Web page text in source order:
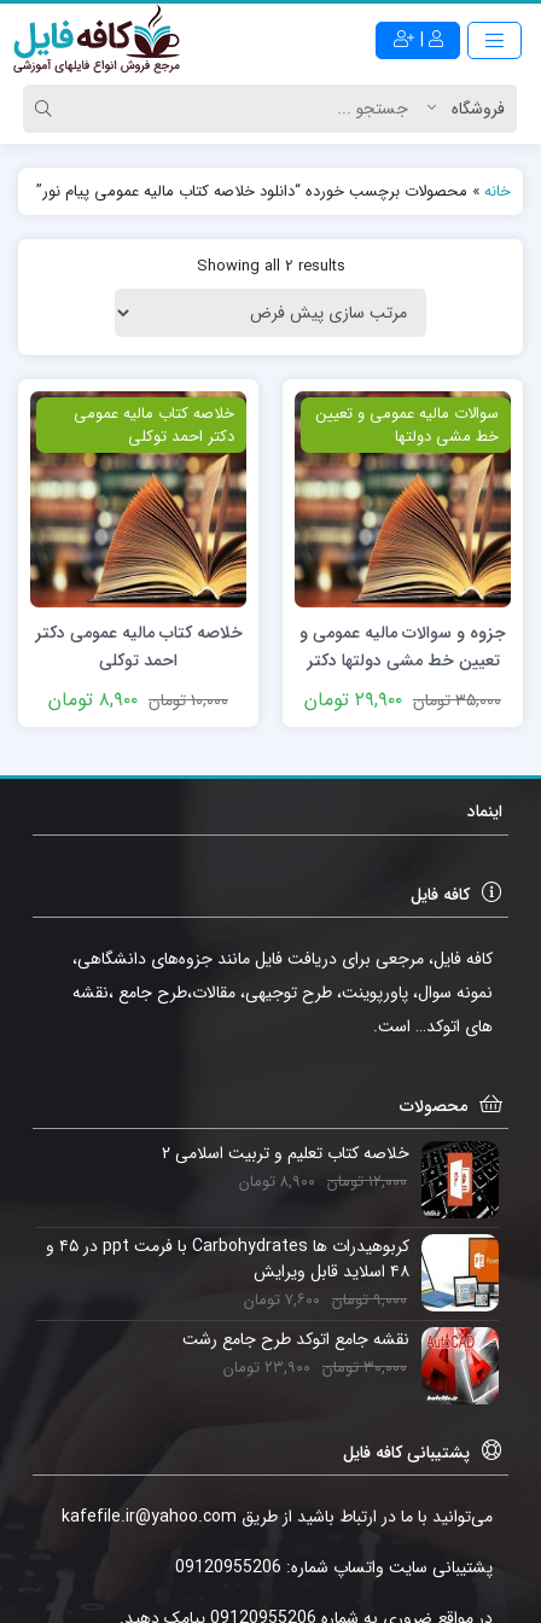
|
خانه» محصولات برچسب خورده “دانلود خلاصه کتاب مالیه عمومی پیام نور”
Showing all 2 results
ویژه
سوالات مالیه عمومی و تعیین
خط مشی دولتها
جزوه و سوالات مالیه عمومی و
تعیین خط مشی دولتها دکتر
جمشید پژویان۳۵,۰۰۰تومان ۲۹,۹۰۰ تومان
ویژه
خلاصه کتاب مالیه عمومی
دکتر احمد توکلی
خلاصه کتاب مالیه عمومی دکتر
احمد توکلی
۱۰,۰۰۰تومان ۸,۹۰۰ تومان
اینماد
کافه فایل
کافه فایل، مرجعی برای دریافت فایل مانند جزوه‌های دانشگاهی،
نمونه سوال، پاورپوینت، طرح توجیهی، مقالات،طرح جامع ،نقشه
های اتوکد… است.
محصولات
خلاصه کتاب تعلیم و تربیت اسلامی ۲
۱۲,۰۰۰تومان ۸,۹۰۰تومان
کربوهیدرات ها Carbohydrates با فرمت ppt در ۴۵ و
۴۸ اسلاید قابل ویرایش
۹,۰۰۰تومان ۷,۶۰۰تومان
نقشه جامع اتوکد طرح جامع رشت
۳۰,۰۰۰تومان ۲۳,۹۰۰ تومان
پشتیبانی کافه فایل
می‌توانید با ما در ارتباط باشید از طریق kafefile.ir@yahoo.com
پشتیبانی سایت واتساپ شماره: 09120955206